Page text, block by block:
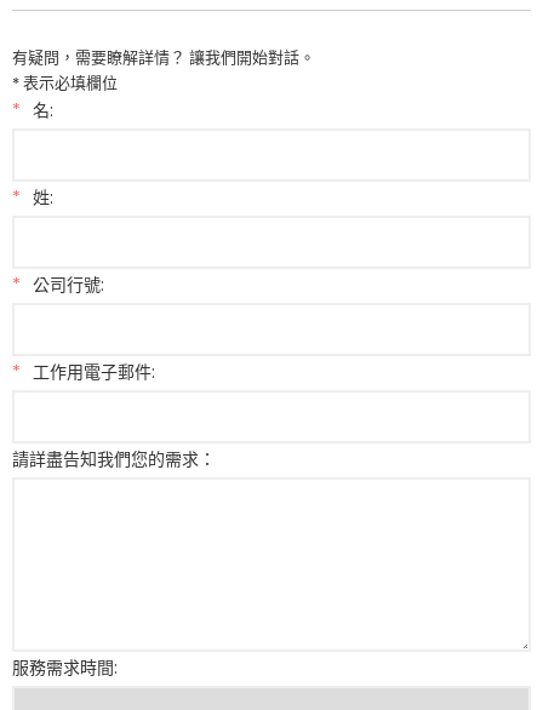
有疑問，需要瞭解詳情？ 讓我們開始對話。
* 表示必填欄位
* 名:
* 姓:
* 公司行號:
* 工作用電子郵件:
請詳盡告知我們您的需求：
服務需求時間: